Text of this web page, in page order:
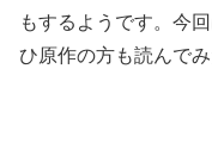
もするようです。今
ひ原作の方も読んで